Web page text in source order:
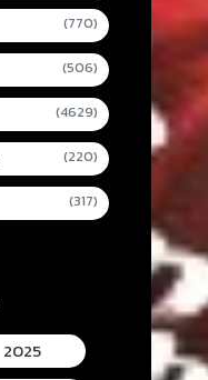
(770)
(506)
(4629)
(220)
(317)
2025